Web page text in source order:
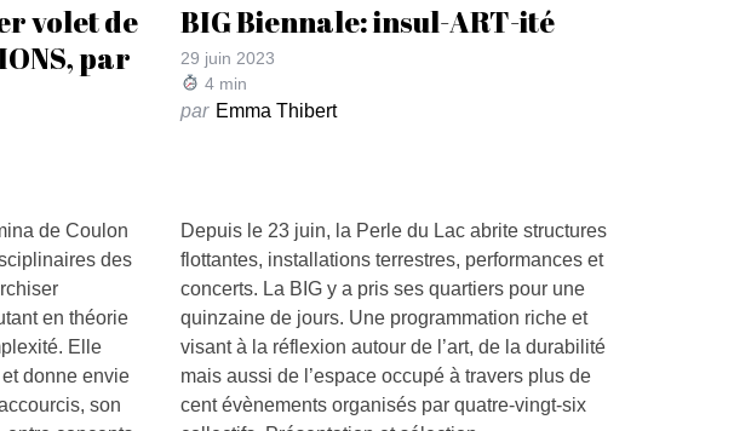
volet de
par
de Coulon
des
en théorie
Elle
donne envie
son
BIG Biennale: insul-ART-ité
29 juin 2023
4 min
par Emma Thibert
Depuis le 23 juin, la Perle du Lac abrite structures
flottantes, installations terrestres, performances et
concerts. La BIG y a pris ses quartiers pour une
quinzaine de jours. Une programmation riche et
visant à la réflexion autour de l’art, de la durabilité
mais aussi de l’espace occupé à travers plus de
cent évènements organisés par quatre-vingt-six